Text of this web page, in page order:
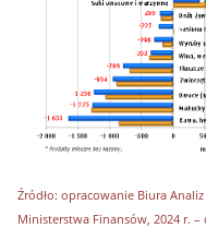
Źródło: opracowanie Biura
Ministerstwa Finansów, 2024 r. –